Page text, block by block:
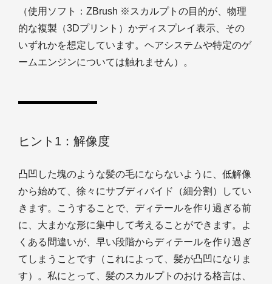
（使用ソフト：ZBrush ※スカルプトの目的が、物理
的な複製（3Dプリント）かディスプレイ表示、その
いずれかを想定しています。ヘアシステムや特定のゲ
ームエンジンについては触れません）。
ヒント1：解像度
凸凹した塊のような髪の毛にならないように、低解像
から始めて、徐々にサブディバイド（細分割）してい
きます。こうすることで、ディテールを作り過ぎる前
に、大まかな形に集中して考えることができます。よ
くある間違いが、早い段階からディテールを作り過ぎ
てしまうことです（これによって、髪が凸凹になりま
す）。私にとって、髪のスカルプトのおける格言は、